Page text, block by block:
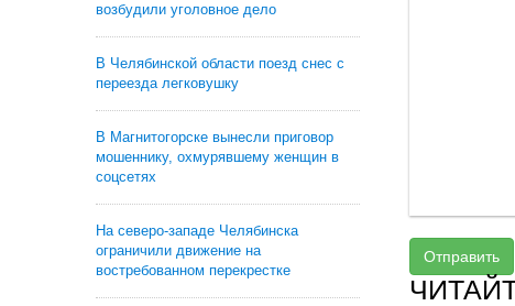
возбудили уголовное дело
В Челябинской области поезд снес с
переезда легковушку
В Магнитогорске вынесли приговор
мошеннику, охмурявшему женщин в
соцсетях
На северо-западе Челябинска
ограничили движение на
востребованном перекрестке
Отправить